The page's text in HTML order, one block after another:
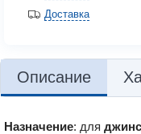
Доставка
Описание
Назначение: для